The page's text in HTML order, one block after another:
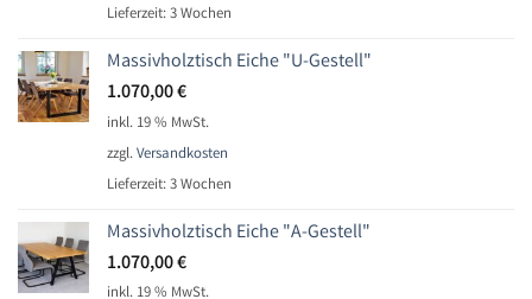
Lieferzeit:3 Wochen
Massivholztisch Eiche "U-Gestell"
1.070,00€
inkl. 19 % MwSt.
zzgl.Versandkosten
Lieferzeit:3 Wochen
Massivholztisch Eiche "A-Gestell"
1.070,00€
inkl. 19 % MwSt.